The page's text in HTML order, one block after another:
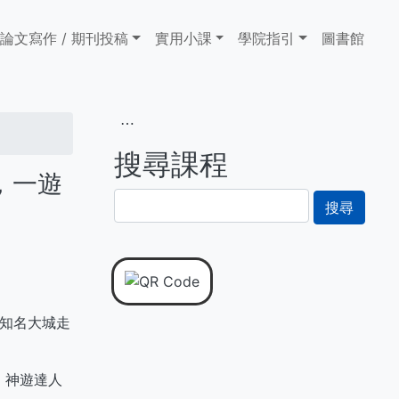
論文寫作 / 期刊投稿 實用小課 學院指引 圖書館
一遊
名大城走
遊達人
⋯
搜尋課程
尋